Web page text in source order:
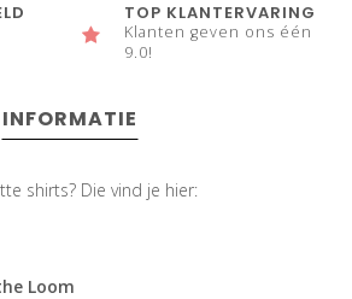
TOP KLANTERVARING
Klanten geven ons één
9.0!
INFORMATIE
shirts? Die vind je hier:
Loom